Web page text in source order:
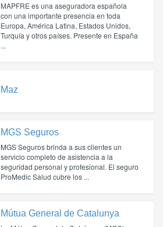
MAPFRE es una aseguradora española
con una importante presencia en toda
Europa, América Latina, Estados Unidos,
Turquía y otros países. Presente en España
...
Maz
MGS Seguros
MGS Seguros brinda a sus clientes un
servicio completo de asistencia a la
seguridad personal y profesional. El seguro
ProMedic Salud cubre los ...
Mútua General de Catalunya